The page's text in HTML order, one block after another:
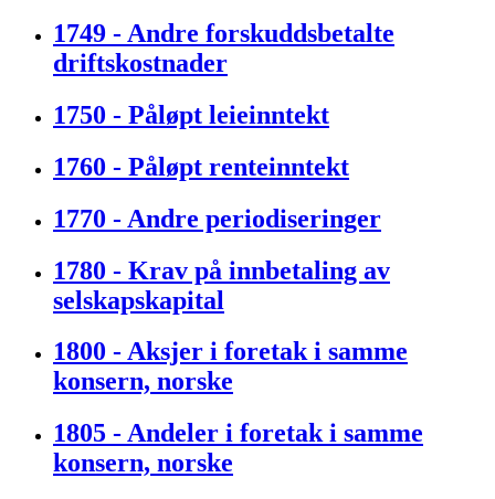
1749 - Andre forskuddsbetalte
driftskostnader
1750 - Påløpt leieinntekt
1760 - Påløpt renteinntekt
1770 - Andre periodiseringer
1780 - Krav på innbetaling av
selskapskapital
1800 - Aksjer i foretak i samme
konsern, norske
1805 - Andeler i foretak i samme
konsern, norske